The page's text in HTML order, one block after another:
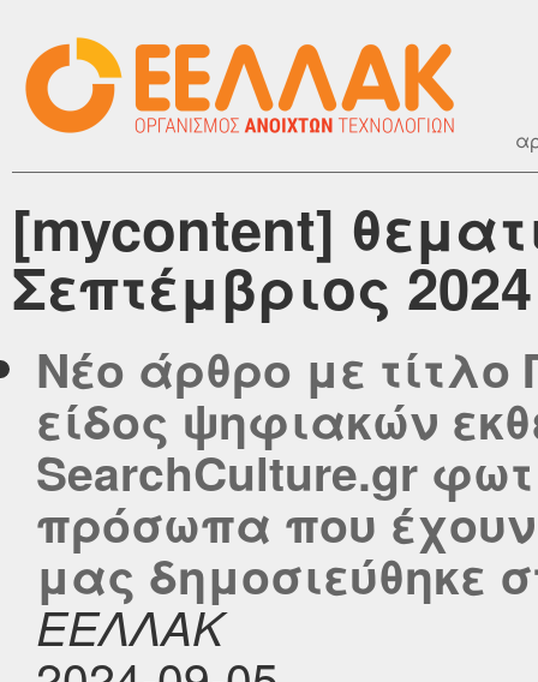
[mycontent]
Σεπτέμβριος 2024
Νέο άρθρο με
είδος ψηφιακών
SearchCulture.gr
πρόσωπα που
μας δημοσιεύθηκε
ΕΕΛΛΑΚ